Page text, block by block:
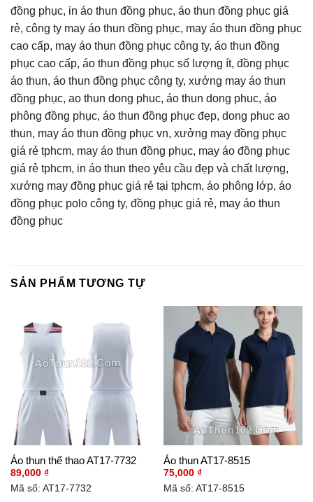
đồng phục, in áo thun đồng phục, áo thun đồng phục giá
rẻ, công ty may áo thun đồng phục, may áo thun đồng phục
cao cấp, may áo thun đồng phục công ty, áo thun đồng
phục cao cấp, áo thun đồng phục số lượng ít, đồng phục
áo thun, áo thun đồng phục công ty, xưởng may áo thun
đồng phục, ao thun dong phuc, áo thun dong phuc, áo
phông đồng phục, áo thun đồng phục đẹp, dong phuc ao
thun, may áo thun đồng phục vn, xưởng may đồng phục
giá rẻ tphcm, may áo thun đồng phục, may áo đồng phục
giá rẻ tphcm, in áo thun theo yêu cầu đẹp và chất lượng,
xưởng may đồng phục giá rẻ tại tphcm, áo phông lớp, áo
đồng phục polo công ty, đồng phục giá rẻ, may áo thun
đồng phục
SẢN PHẨM TƯƠNG TỰ
Áo thun thể thao AT17-7732
89,000 ₫
Mã số: AT17-7732
Áo thun AT17-8515
75,000 ₫
Mã số: AT17-8515